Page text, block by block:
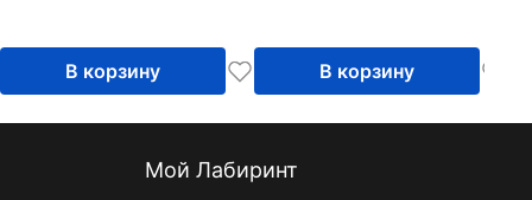
В корзину В корзину
Мой Лабиринт